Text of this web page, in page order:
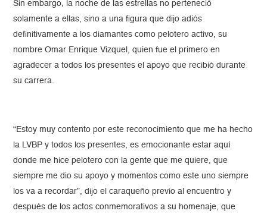
Sin embargo, la noche de las estrellas no perteneció
solamente a ellas, sino a una figura que dijo adiós
definitivamente a los diamantes como pelotero activo, su
nombre Omar Enrique Vizquel, quien fue el primero en
agradecer a todos los presentes el apoyo que recibió durante
su carrera.
“Estoy muy contento por este reconocimiento que me ha hecho
la LVBP y todos los presentes, es emocionante estar aquí
donde me hice pelotero con la gente que me quiere, que
siempre me dio su apoyo y momentos como este uno siempre
los va a recordar”, dijo el caraqueño previo al encuentro y
después de los actos conmemorativos a su homenaje, que